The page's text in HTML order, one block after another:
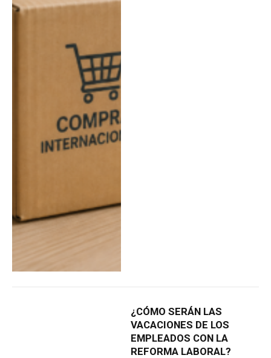
¿CÓMO SERÁN LAS
VACACIONES DE LOS
EMPLEADOS CON LA
REFORMA LABORAL?